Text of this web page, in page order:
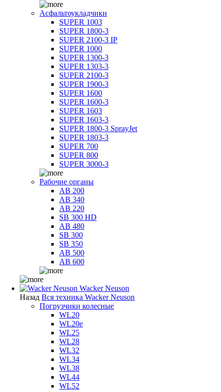
Асфальтоукладчики
SUPER 1003
SUPER 1800-3
SUPER 2100-3 IP
SUPER 1000
SUPER 1300-3
SUPER 1303-3
SUPER 2100-3
SUPER 1900-3
SUPER 1600
SUPER 1600-3
SUPER 1603
SUPER 1603-3
SUPER 1800-3 SprayJet
SUPER 1803-3
SUPER 700
SUPER 800
SUPER 3000-3
Рабочие органы
AB 200
AB 340
AB 220
SB 300 HD
AB 480
SB 300
SB 350
AB 500
AB 600
Wacker Neuson
Назад Вся техника Wacker Neuson
Погрузчики колесные
WL20
WL20e
WL25
WL28
WL32
WL34
WL38
WL44
WL52